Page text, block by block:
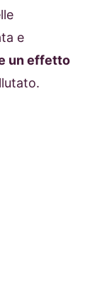
e
un effetto